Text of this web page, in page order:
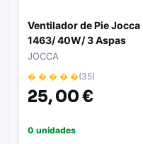
Ventilador de Pie Jocca
1463/ 40W/ 3 Aspas
40cm/ 3 velocidades
JOCCA
� � � � �(35)
25,00 €
0 unidades